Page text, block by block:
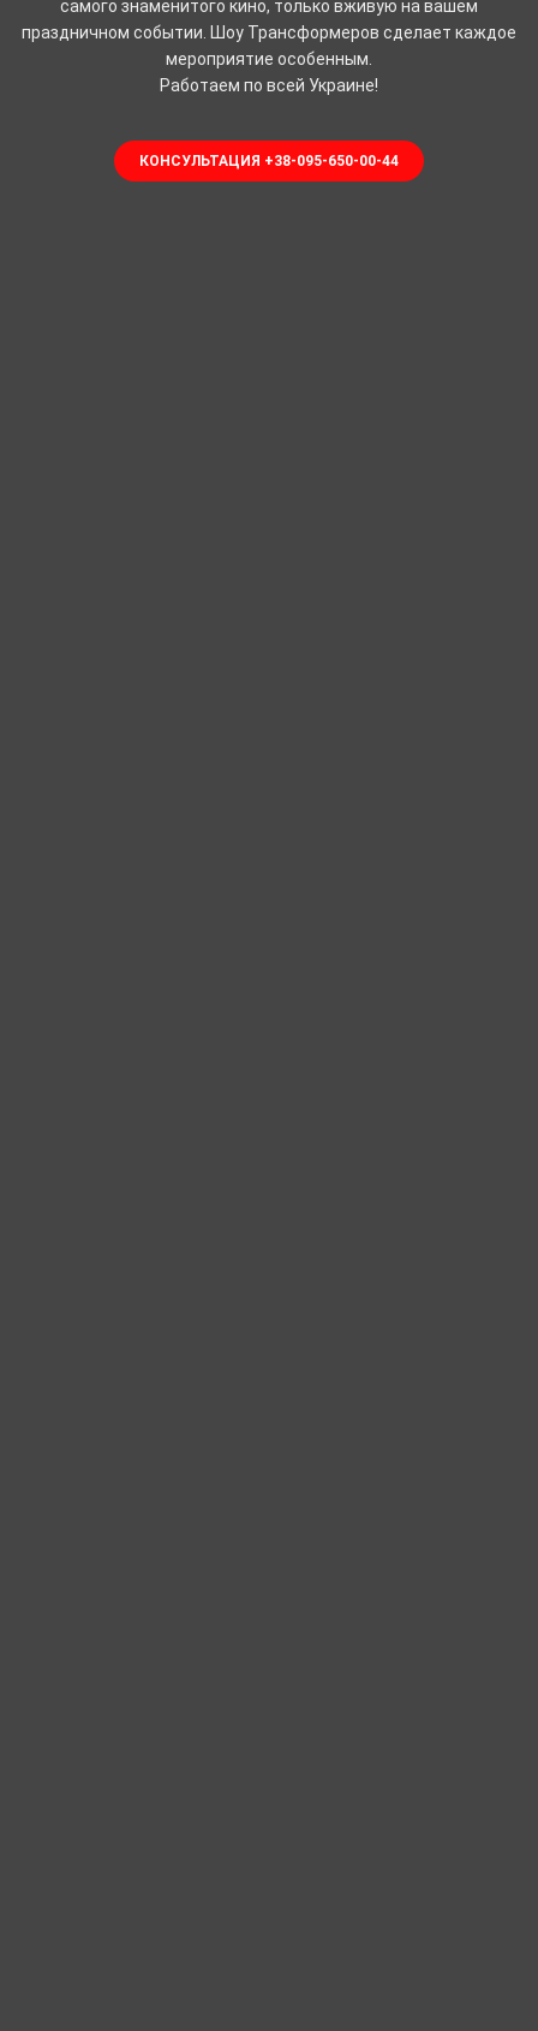
самого знаменитого кино, только вживую на вашем
праздничном событии. Шоу Трансформеров сделает каждое
мероприятие особенным.
Работаем по всей Украине!
КОНСУЛЬТАЦИЯ +38-095-650-00-44